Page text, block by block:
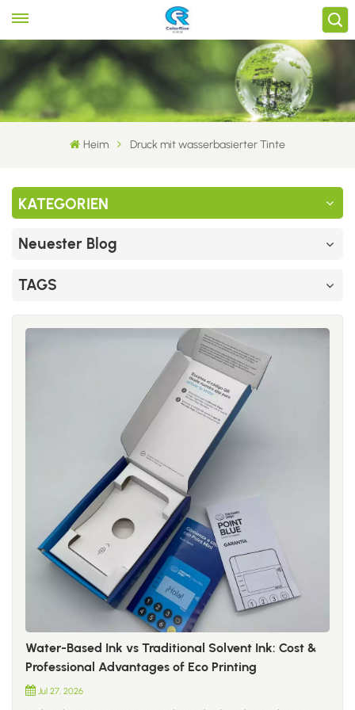
Heim Druck mit wasserbasierter Tinte
KATEGORIEN
Neuester Blog
TAGS
Water-Based Ink vs Traditional Solvent Ink: Cost &
Professional Advantages of Eco Printing
Jul 27, 2026